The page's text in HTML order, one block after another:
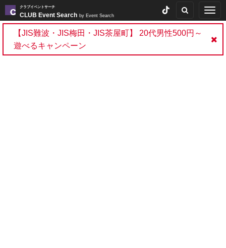
クラブイベントサーチ
CLUB Event Search by Event Search
【JIS難波・JIS梅田・JIS茶屋町】 20代男性500円～
遊べるキャンペーン